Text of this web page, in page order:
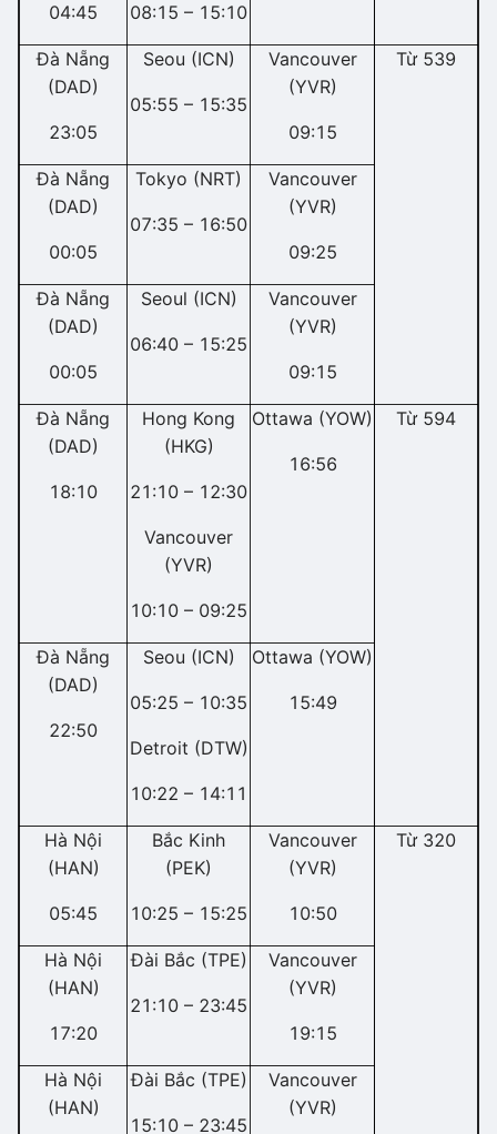
04:45 08:15 – 15:10
Đà Nẵng
(DAD)
23:05
Seou (ICN)
05:55 – 15:35
Vancouver
(YVR)
09:15
Từ 539
Đà Nẵng
(DAD)
00:05
Tokyo (NRT)
07:35 – 16:50
Vancouver
(YVR)
09:25
Đà Nẵng
(DAD)
00:05
Seoul (ICN)
06:40 – 15:25
Vancouver
(YVR)
09:15
Đà Nẵng
(DAD)
18:10
Hong Kong
(HKG)
21:10 – 12:30
Vancouver
(YVR)
10:10 – 09:25
Ottawa (YOW)
16:56
Từ 594
Đà Nẵng
(DAD)
22:50
Seou (ICN)
05:25 – 10:35
Detroit (DTW)
10:22 – 14:11
Ottawa (YOW)
15:49
Hà Nội
(HAN)
05:45
Bắc Kinh
(PEK)
10:25 – 15:25
Vancouver
(YVR)
10:50
Từ 320
Hà Nội
(HAN)
17:20
Đài Bắc (TPE)
21:10 – 23:45
Vancouver
(YVR)
19:15
Hà Nội
(HAN)
Đài Bắc (TPE)
15:10 – 23:45
Vancouver
(YVR)